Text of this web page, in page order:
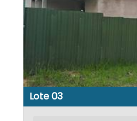
Lote 03